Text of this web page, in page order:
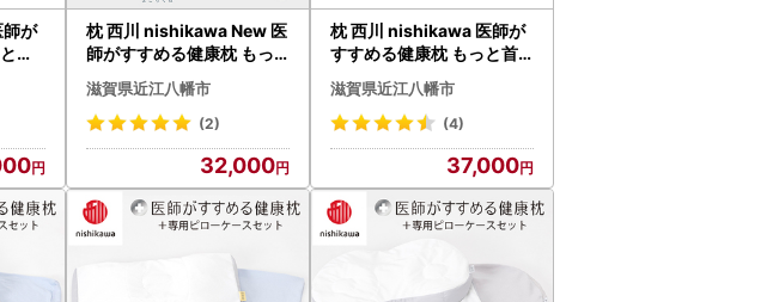
が
首
ら
枕 西川 nishikawa New 医
師がすすめる健康枕 もっ
と横楽寝 ピローケース付
き 高め ブルー P345W ま
くら
滋賀県近江八幡市
(2)
32,000
枕 西川 nishikawa 医師が
すすめる健康枕 もっと首
楽寝 プレミアム 低め P318
W まくら
滋賀県近江八幡市
(4)
37,000